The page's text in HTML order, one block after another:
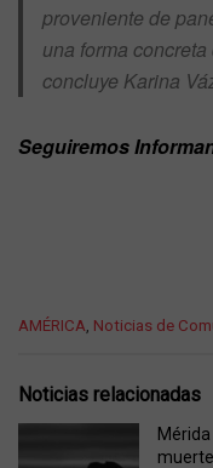
proveniente de
una forma
concluye Karina
Seguiremos
C
e
AMÉRICA Noticias de
Noticias relacionadas